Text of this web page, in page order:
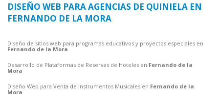
DISEÑO WEB PARA AGENCIAS DE QUINIELA EN
FERNANDO DE LA MORA
Diseño de sitios web para programas educativos y proyectos especiales en
Fernando de la Mora
Desarrollo de Plataformas de Reservas de Hoteles en Fernando de la
Mora
Diseño Web para Venta de Instrumentos Musicales en Fernando de la
Mora